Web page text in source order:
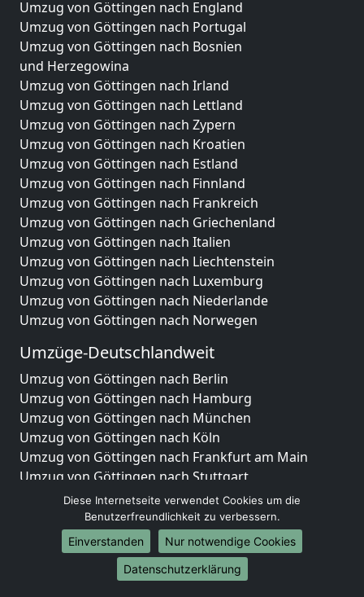
Umzug von Göttingen nach England
Umzug von Göttingen nach Portugal
Umzug von Göttingen nach Bosnien
und Herzegowina
Umzug von Göttingen nach Irland
Umzug von Göttingen nach Lettland
Umzug von Göttingen nach Zypern
Umzug von Göttingen nach Kroatien
Umzug von Göttingen nach Estland
Umzug von Göttingen nach Finnland
Umzug von Göttingen nach Frankreich
Umzug von Göttingen nach Griechenland
Umzug von Göttingen nach Italien
Umzug von Göttingen nach Liechtenstein
Umzug von Göttingen nach Luxemburg
Umzug von Göttingen nach Niederlande
Umzug von Göttingen nach Norwegen
Umzüge-Deutschlandweit
Umzug von Göttingen nach Berlin
Umzug von Göttingen nach Hamburg
Umzug von Göttingen nach München
Umzug von Göttingen nach Köln
Umzug von Göttingen nach Frankfurt am Main
Umzug von Göttingen nach Stuttgart
Umzug von Göttingen nach Düsseldorf
Umzug von Göttingen nach Leipzig
Umzug von Göttingen nach Dortmund
Umzug von Göttingen nach Essen
Umzug von Göttingen nach Bremen
Diese Internetseite verwendet Cookies um die
Benutzerfreundlichkeit zu verbessern.
Einverstanden
Nur notwendige Cookies
Datenschutzerklärung